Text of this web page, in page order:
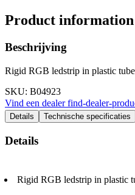
Product information
Beschrijving
Rigid RGB ledstrip in plastic
SKU: B04923
Vind een dealerfind-dealer-
Details
Technische specificaties
Details
Rigid RGB ledstrip in plastic